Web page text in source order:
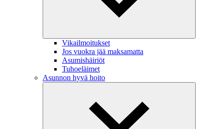
Vikailmoitukset
Jos vuokra jää maksamatta
Asumishäiriöt
Tuhoeläimet
Asunnon hyvä hoito